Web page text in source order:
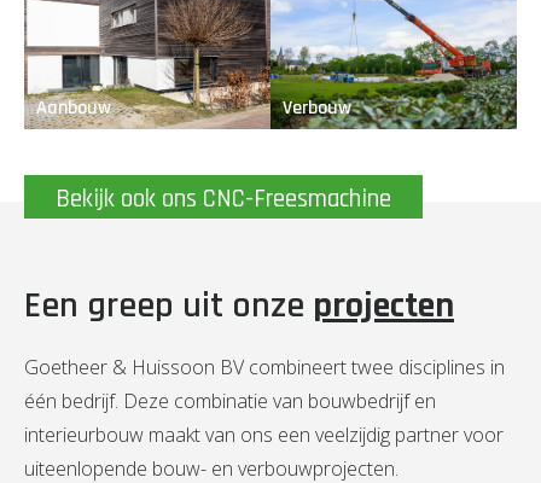
Aanbouw Verbouw
Bekijk ook ons CNC-Freesmachine
Een greep uit onze projecten
Goetheer & Huissoon BV combineert twee disciplines in
één bedrijf. Deze combinatie van bouwbedrijf en
interieurbouw maakt van ons een veelzijdig partner voor
uiteenlopende bouw- en verbouwprojecten.